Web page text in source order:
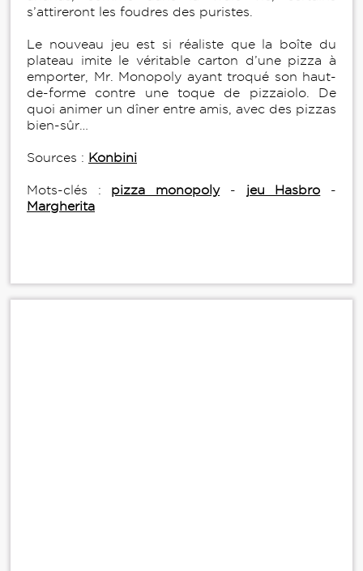
s’attireront les foudres des puristes.
Le nouveau jeu est si réaliste que la boîte du
plateau imite le véritable carton d’une pizza à
emporter, Mr. Monopoly ayant troqué son haut-
de-forme contre une toque de pizzaiolo. De
quoi animer un dîner entre amis, avec des pizzas
bien-sûr…
Sources : Konbini
Mots-clés : pizza monopoly- jeu Hasbro -
Margherita